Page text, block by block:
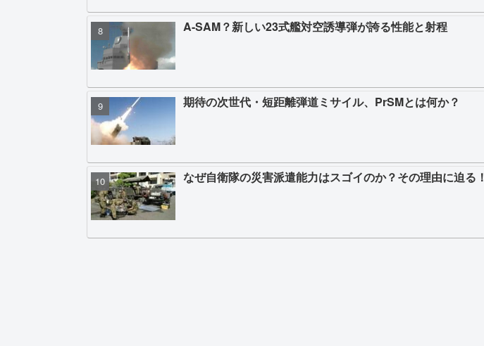
A-SAM？新しい23式艦対空誘導弾が誇る性能と射程
期待の次世代・短距離弾道ミサイル、PrSMとは何か？
なぜ自衛隊の災害派遣能力はスゴイのか？その理由に迫る！